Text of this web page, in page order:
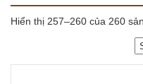
Hiển thị 257–260 của 260